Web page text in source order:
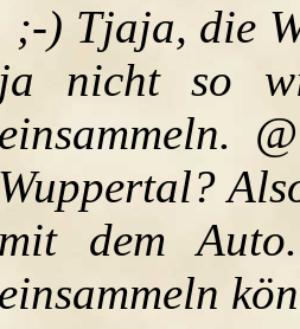
;-) Tjaja, die
ja nicht so
einsammeln.
Wuppertal?
mit dem
einsammeln